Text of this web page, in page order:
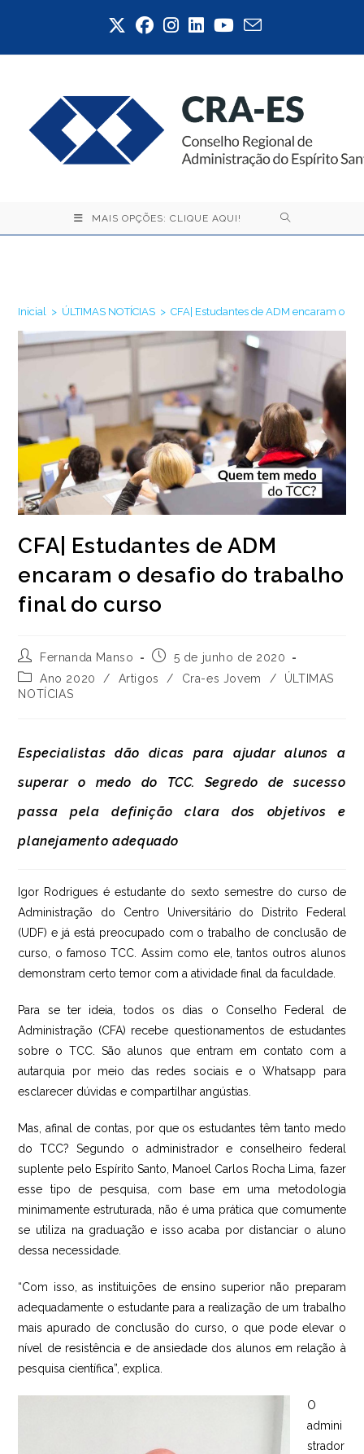
MAIS OPÇÕES: CLIQUE AQUI!
Inicial > ÚLTIMAS NOTÍCIAS > CFA| Estudantes de ADM encaram o
CFA| Estudantes de ADM
encaram o desafio do trabalho
final do curso
Autor
do
post:
Fernanda Manso
Post
publicado:
5 de junho de 2020
Categoria
do
Ano 2020 / Artigos / Cra-es Jovem /
ÚLTIMAS
NOTÍCIAS
Especialistas dão dicas para ajudar alunos a
superar o medo do TCC. Segredo de sucesso
passa pela definição clara dos objetivos e
planejamento adequado
Igor Rodrigues é estudante do sexto semestre do curso de
Administração do Centro Universitário do Distrito Federal
(UDF) e já está preocupado com o trabalho de conclusão de
curso, o famoso TCC. Assim como ele, tantos outros alunos
demonstram certo temor com a atividade final da faculdade.
Para se ter ideia, todos os dias o Conselho Federal de
Administração (CFA) recebe questionamentos de estudantes
sobre o TCC. São alunos que entram em contato com a
autarquia por meio das redes sociais e o Whatsapp para
esclarecer dúvidas e compartilhar angústias.
Mas, afinal de contas, por que os estudantes têm tanto medo
do TCC? Segundo o administrador e conselheiro federal
suplente pelo Espírito Santo, Manoel Carlos Rocha Lima, fazer
esse tipo de pesquisa, com base em uma metodologia
minimamente estruturada, não é uma prática que comumente
se utiliza na graduação e isso acaba por distanciar o aluno
dessa necessidade.
“Com isso, as instituições de ensino superior não preparam
adequadamente o estudante para a realização de um trabalho
mais apurado de conclusão do curso, o que pode elevar o
nível de resistência e de ansiedade dos alunos em relação à
pesquisa científica”, explica.
O
admini
strador